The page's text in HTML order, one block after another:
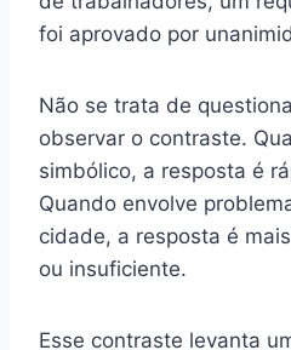
foi aprovado por
Não se trata de
observar o contraste.
simbólico, a resposta é
Quando envolve
cidade, a resposta é
ou insuficiente.
Esse contraste levanta